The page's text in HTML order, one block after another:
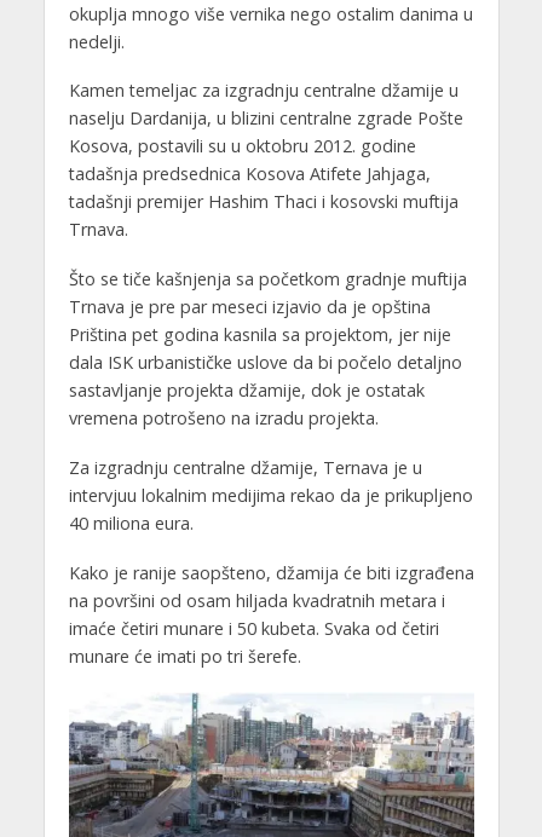
okuplja mnogo više vernika nego ostalim danima u
nedelji.
Kamen temeljac za izgradnju centralne džamije u
naselju Dardanija, u blizini centralne zgrade Pošte
Kosova, postavili su u oktobru 2012. godine
tadašnja predsednica Kosova Atifete Jahjaga,
tadašnji premijer Hashim Thaci i kosovski muftija
Trnava.
Što se tiče kašnjenja sa početkom gradnje muftija
Trnava je pre par meseci izjavio da je opština
Priština pet godina kasnila sa projektom, jer nije
dala ISK urbanističke uslove da bi počelo detaljno
sastavljanje projekta džamije, dok je ostatak
vremena potrošeno na izradu projekta.
Za izgradnju centralne džamije, Ternava je u
intervjuu lokalnim medijima rekao da je prikupljeno
40 miliona eura.
Kako je ranije saopšteno, džamija će biti izgrađena
na površini od osam hiljada kvadratnih metara i
imaće četiri munare i 50 kubeta. Svaka od četiri
munare će imati po tri šerefe.